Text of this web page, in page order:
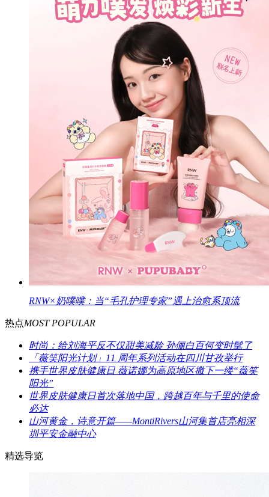
RNW×奶噗噗：当“毛孔护理专家”遇上治愈系顶流
热点MOST POPULAR
时尚：给刘海平反不仅甜美减龄 孙俪白百何变时髦了
「薇笑阳光计划」11 周年系列活动在四川甘孜举行
携手世界皮肤健康日 薇诺娜为高原地区撒下一缕“薇笑
阳光”
世界皮肤健康日首次落地中国，跨越百年与千里的使命
必达
山河黄金，诗意开篇——MontiRivers山河集首店亮相深
圳平安金融中心
精选导览